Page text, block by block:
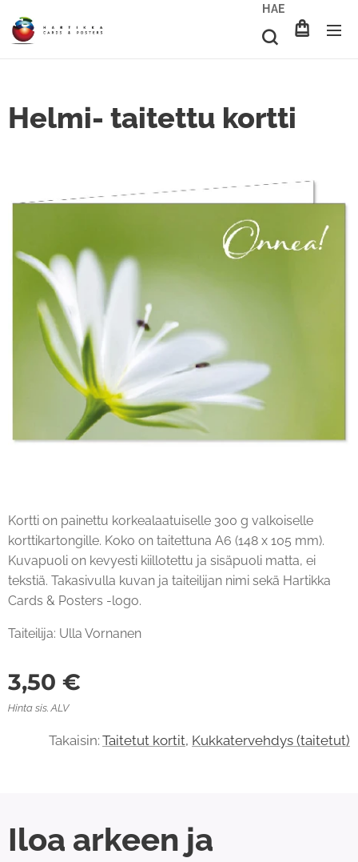
HAE
Helmi- taitettu kortti
Kortti on painettu korkealaatuiselle 300 g valkoiselle
korttikartongille. Koko on taitettuna A6 (148 x 105 mm).
Kuvapuoli on kevyesti kiillotettu ja sisäpuoli matta, ei
tekstiä. Takasivulla kuvan ja taiteilijan nimi sekä Hartikka
Cards & Posters -logo.
Taiteilija: Ulla Vornanen
3,50 €
Hinta sis. ALV
Takaisin: Taitetut kortit, Kukkatervehdys (taitetut)
Iloa arkeen ja